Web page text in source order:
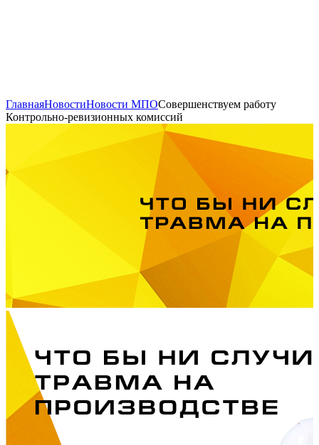
ГлавнаяНовостиНовости МПОСовершенствуем работу
Контрольно-ревизионных комиссий